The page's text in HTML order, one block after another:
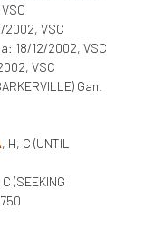
2002, VSC
18/12/2002, VSC
VSC
Gan.
, H, C (UNTIL
(SEEKING